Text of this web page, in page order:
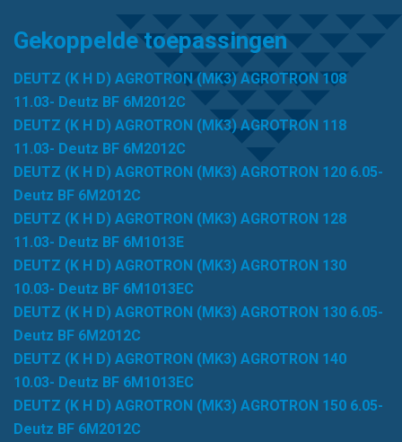
Gekoppelde toepassingen
DEUTZ (K H D) AGROTRON (MK3) AGROTRON 108
11.03- Deutz BF 6M2012C
DEUTZ (K H D) AGROTRON (MK3) AGROTRON 118
11.03- Deutz BF 6M2012C
DEUTZ (K H D) AGROTRON (MK3) AGROTRON 120 6.05-
Deutz BF 6M2012C
DEUTZ (K H D) AGROTRON (MK3) AGROTRON 128
11.03- Deutz BF 6M1013E
DEUTZ (K H D) AGROTRON (MK3) AGROTRON 130
10.03- Deutz BF 6M1013EC
DEUTZ (K H D) AGROTRON (MK3) AGROTRON 130 6.05-
Deutz BF 6M2012C
DEUTZ (K H D) AGROTRON (MK3) AGROTRON 140
10.03- Deutz BF 6M1013EC
DEUTZ (K H D) AGROTRON (MK3) AGROTRON 150 6.05-
Deutz BF 6M2012C